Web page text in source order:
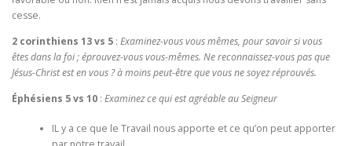
cesse.
2 corinthiens 13 vs 5 : Examinez-vous vous mêmes, pour savoir si vous
êtes dans la foi ; éprouvez-vous vous-mêmes. Ne reconnaissez-vous pas que
Jésus-Christ est en vous ? à moins peut-être que vous ne soyez réprouvés.
Éphésiens 5 vs 10 : Examinez ce qui est agréable au Seigneur
IL y a ce que le Travail nous apporte et ce qu’on peut apporter